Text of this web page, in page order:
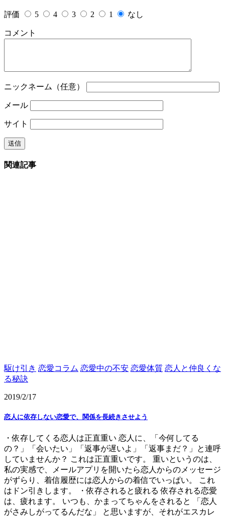
評価 5 4 3 2 1 なし
コメント
ニックネーム（任意）
メール
サイト
関連記事
駆け引き 恋愛コラム 恋愛中の不安 恋愛体質 恋人と仲良くな
る秘訣
2019/2/17
恋人に依存しない恋愛で、関係を長続きさせよう
・依存してくる恋人は正直重い 恋人に、「今何してる
の？」「会いたい」「返事が遅いよ」「返事まだ？」と連呼
していませんか？ これは正直重いです。 重いというのは、
私の実感で、メールアプリを開いたら恋人からのメッセージ
がずらり、着信履歴には恋人からの着信でいっぱい。 これ
はドン引きします。 ・依存されると疲れる 依存される恋愛
は、疲れます。 いつも、かまってちゃんをされると 「恋人
がさみしがってるんだな」 と思いますが、それがエスカレ